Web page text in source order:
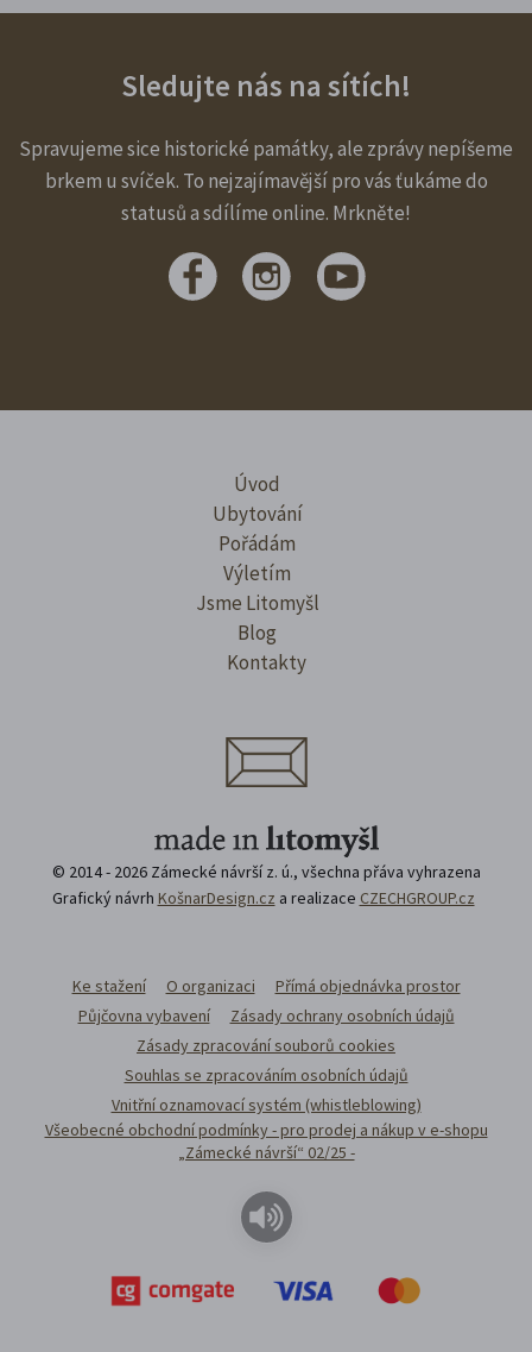
Sledujte nás na sítích!
Spravujeme sice historické památky, ale zprávy nepíšeme
brkem u svíček. To nejzajímavější pro vás ťukáme do
statusů a sdílíme online. Mrkněte!
Úvod
Ubytování
Pořádám
Výletím
Jsme Litomyšl
Blog
Kontakty
© 2014 - 2026 Zámecké návrší z. ú., všechna přáva vyhrazena
Grafický návrh KošnarDesign.cz a realizace CZECHGROUP.cz
Ke stažení O organizaci
Přímá objednávka prostor
Půjčovna vybavení
Zásady ochrany osobních údajů
Zásady zpracování souborů cookies
Souhlas se zpracováním osobních údajů
Vnitřní oznamovací systém (whistleblowing)
Všeobecné obchodní podmínky - pro prodej a nákup v e-shopu
„Zámecké návrší“ 02/25 -